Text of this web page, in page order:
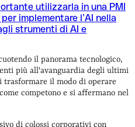
utilizzarla in una PMI
implementare l’AI nella
strumenti di AI e
utilizzarla in una PMI
implementare l’AI nella
strumenti di AI e
il panorama tecnologico,
più all'avanguardia degli ultimi
il modo di operare
competono e si affermano nel
di colossi corporativi con